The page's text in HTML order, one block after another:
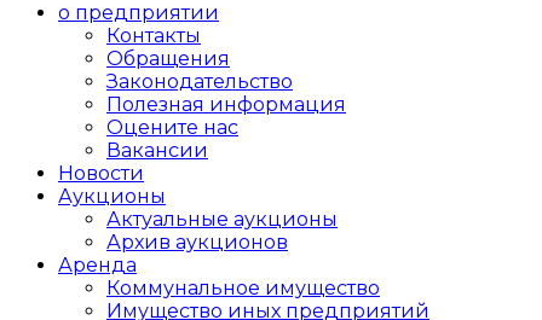
о предприятии
Контакты
Обращения
Законодательство
Полезная информация
Оцените нас
Вакансии
Новости
Аукционы
Актуальные аукционы
Архив аукционов
Аренда
Коммунальное имущество
Имущество иных предприятий